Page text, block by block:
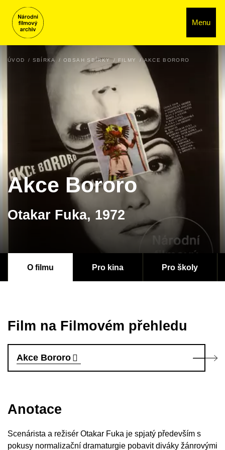
Menu
ÚVOD SBÍRKA OBSAH SBÍRKY FILMY AKCE BORORO
Akce Bororo
Otakar Fuka, 1972
O filmu Pro kina Pro školy
Film na Filmovém přehledu
Akce Bororo
Anotace
Scenárista a režisér Otakar Fuka je spjatý především s
pokusy normalizační dramaturgie pobavit diváky žánrovými